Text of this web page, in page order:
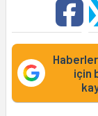
için